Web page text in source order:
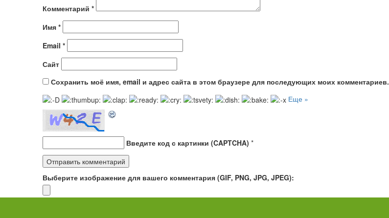
Комментарий *
Имя *
Email *
Сайт
Сохранить моё имя, email и адрес сайта в этом браузере для последующих моих комментариев.
Еще »
Введите код с картинки (CAPTCHA) *
Выберите изображение для вашего комментария (GIF, PNG, JPG, JPEG):